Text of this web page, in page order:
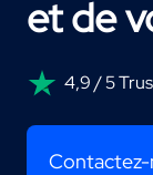
et de
4,9 / 5